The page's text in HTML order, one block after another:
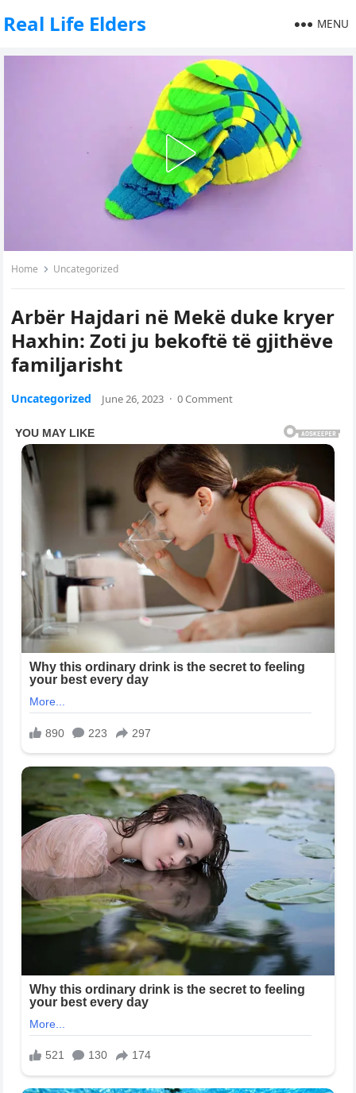
Real Life Elders MENU
Home Uncategorized
Arbër Hajdari në Mekë duke kryer
Haxhin: Zoti ju bekoftë të gjithëve
familjarisht
Uncategorized June 26, 2023 · 0 Comment